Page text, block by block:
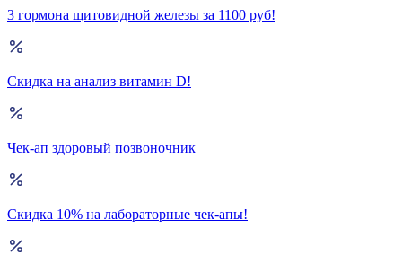
3 гормона щитовидной железы за 1100 руб!
Скидка на анализ витамин D!
Чек-ап здоровый позвоночник
Скидка 10% на лабораторные чек-апы!